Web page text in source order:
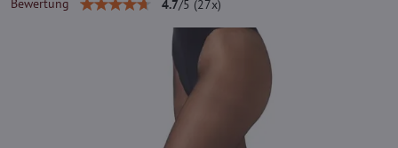
Bewertung 4.7/5 (27x)